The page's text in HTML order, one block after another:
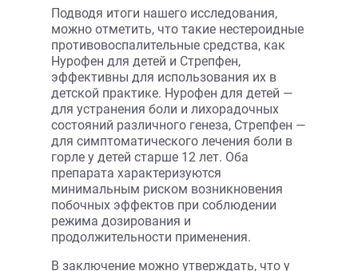
Подводя итоги нашего исследования,
можно отметить, что такие нестероидные
противовоспалительные средства, как
Нурофен для детей и Стрепфен,
эффективны для использования их в
детской практике. Нурофен для детей —
для устранения боли и лихорадочных
состояний различного генеза, Стрепфен —
для симптоматического лечения боли в
горле у детей старше 12 лет. Оба
препарата характеризуются
минимальным риском возникновения
побочных эффектов при соблюдении
режима дозирования и
продолжительности применения.
В заключение можно утверждать, что у